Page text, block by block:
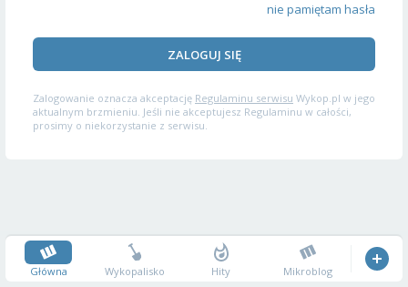
nie pamiętam hasła
ZALOGUJ SIĘ
Zalogowanie oznacza akceptację Regulaminu serwisu Wykop.pl w jego
aktualnym brzmieniu. Jeśli nie akceptujesz Regulaminu w całości,
prosimy o niekorzystanie z serwisu.
Główna Wykopalisko Hity Mikroblog